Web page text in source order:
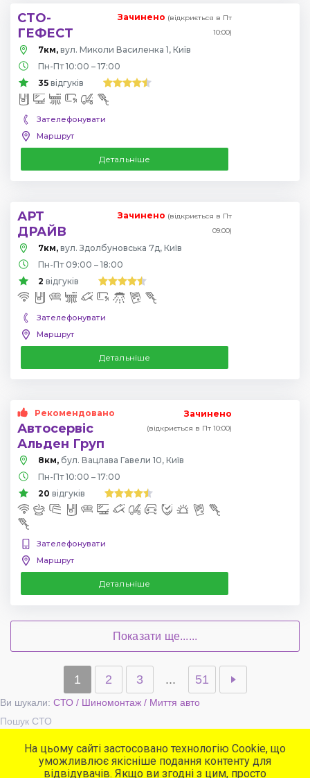
СТО-
ГЕФЕСТ
Зачинено (відкриється в Пт
10:00)
7км, вул. Миколи Василенка 1, Київ
Пн-Пт 10:00 – 17:00
35 відгуків
Зателефонувати
Маршрут
Детальніше
АРТ
ДРАЙВ
Зачинено (відкриється в Пт
09:00)
7км, вул. Здолбуновська 7д, Київ
Пн-Пт 09:00 – 18:00
2 відгуків
Зателефонувати
Маршрут
Детальніше
Рекомендовано
Автосервіс
Альден Груп
Зачинено
(відкриється в Пт 10:00)
8км, бул. Вацлава Гавели 10, Київ
Пн-Пт 10:00 – 17:00
20 відгуків
Зателефонувати
Маршрут
Детальніше
Показати ще......
1 2 3 ... 51
Ви шукали: СТО / Шиномонтаж / Миття авто
Пошук СТО
Популярні сервіси
СТО
На цьому сайті застосовано технологію Cookie, що
уможливлює якісніше подання контенту для
відвідувачів. Якщо ви згодні з цим, просто